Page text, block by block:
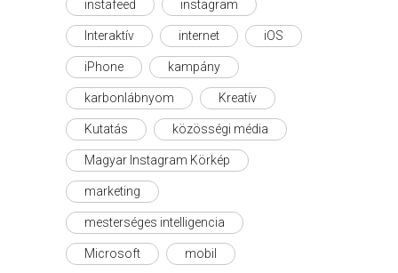
instafeed instagram
Interaktív internet iOS
iPhone kampány
karbonlábnyom Kreatív
Kutatás közösségi média
Magyar Instagram Körkép
marketing
mesterséges intelligencia
Microsoft mobil